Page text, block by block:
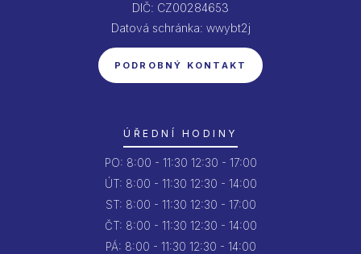
DIČ: CZ00284653
Datová schránka: wwybt2j
PODROBNÝ KONTAKT
ÚŘEDNÍ HODINY
PO: 8:00 - 11:30 12:30 - 17:00
ÚT: 8:00 - 11:30 12:30 - 14:00
ST: 8:00 - 11:30 12:30 - 17:00
ČT: 8:00 - 11:30 12:30 - 14:00
PÁ: 8:00 - 11:30 12:30 - 14:00